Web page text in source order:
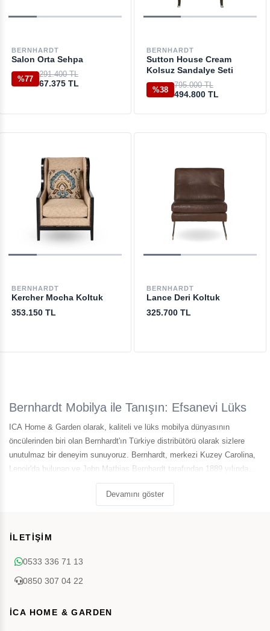
BERNHARDT
Salon Orta Sehpa
%77
291.400 TL
67.375 TL
BERNHARDT
Sutton House Cream
Kolsuz Sandalye Seti
%38
795.000 TL
494.800 TL
BERNHARDT
Kercher Mocha Koltuk
353.150 TL
BERNHARDT
Lance Deri Koltuk
325.700 TL
Bernhardt Mobilya ile Tanışın: Efsanevi Lüks
ICA Home & Garden olarak, kaliteli ve lüks mobilya dünyasının
öncülerinden biri olan Bernhardt'ın Türkiye distribütörü olarak sizlere
unutulmaz bir deneyim sunuyoruz. Bernhardt, merkezi Kuzey Carolina,
Lenoir'da bulunan ve John Mathias Bernhardt tarafından 1889 yılında
kurulan bir markadır. Şirketin köklü tarihi, 134 yıl öncesine
dayanmaktadır ve uzun yıllardır ikonik mobilya tasarımları ile
Devamını göster
İLETİŞİM
0533 336 71 13
0850 307 04 22
İCA HOME & GARDEN